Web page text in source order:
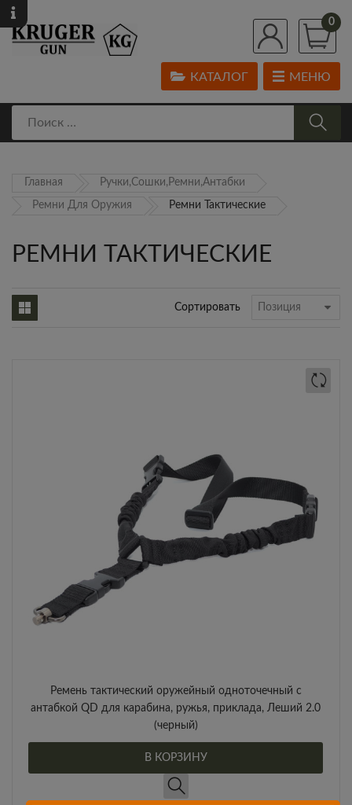
0
МЕНЮ
КАТАЛОГ
Главная Ручки,Сошки,Ремни,Антабки
Ремни Для Оружия Ремни Тактические
РЕМНИ ТАКТИЧЕСКИЕ
Сортировать
Ремень тактический оружейный одноточечный с
антабкой QD для карабина, ружья, приклада, Леший 2.0
(черный)
В КОРЗИНУ